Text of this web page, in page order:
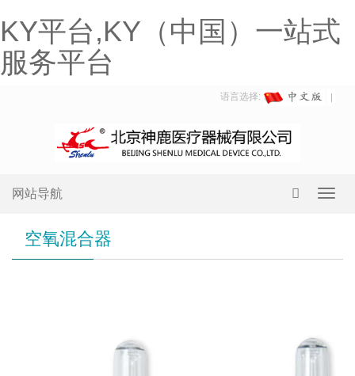
KY平台,KY（中国）一站式
服务平台
语言选择:
网站导航
空氧混合器